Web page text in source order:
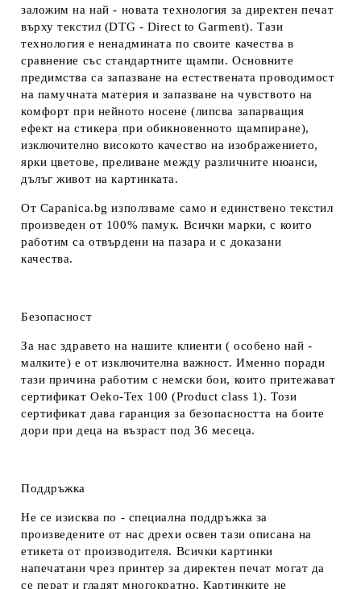
заложим на най - новата технология за директен печат
върху текстил (DTG - Direct to Garment). Тази
технология е ненадмината по своите качества в
сравнение със стандартните щампи. Основните
предимства са запазване на естествената проводимост
на памучната материя и запазване на чувството на
комфорт при нейното носене (липсва запарващия
ефект на стикера при обикновенното щампиране),
изключително високото качество на изображението,
ярки цветове, преливане между различните нюанси,
дълъг живот на картинката.
От Capanica.bg използваме само и единствено текстил
произведен от 100% памук. Всички марки, с които
работим са отвърдени на пазара и с доказани
качества.
Безопасност
За нас здравето на нашите клиенти ( особено най -
малките) е от изключителна важност. Именно поради
тази причина работим с немски бои, които притежават
сертификат Oeko-Tex 100 (Product class 1). Този
сертификат дава гаранция за безопасността на боите
дори при деца на възраст под 36 месеца.
Поддръжка
Не се изисква по - специална поддръжка за
произведените от нас дрехи освен тази описана на
етикета от производителя. Всички картинки
напечатани чрез принтер за директен печат могат да
се перат и гладят многократно. Картинките не